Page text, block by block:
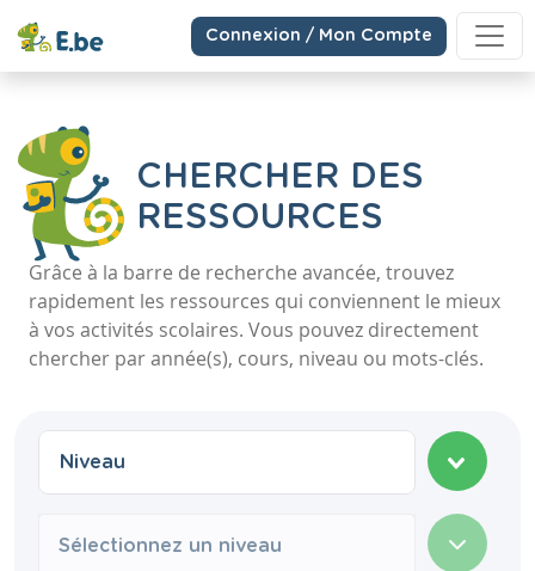
Connexion / Mon Compte
CHERCHER DES
RESSOURCES
Grâce à la barre de recherche avancée, trouvez
rapidement les ressources qui conviennent le mieux
à vos activités scolaires. Vous pouvez directement
chercher par année(s), cours, niveau ou mots-clés.
Sélectionnez un niveau